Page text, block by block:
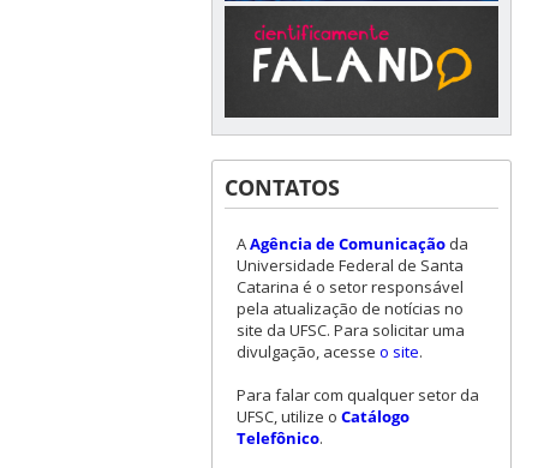
CONTATOS
AAgência de Comunicaçãoda
Universidade Federal de Santa
Catarina é o setor responsável
pela atualização de notícias no
site da UFSC. Para solicitar uma
divulgação, acesse o site.
Para falar com qualquer setor da
UFSC, utilize o Catálogo
Telefônico.